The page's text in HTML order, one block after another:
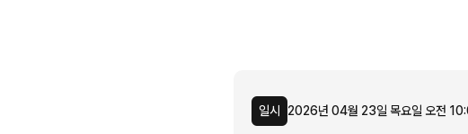
일시 2026년 04월 23일 목요일 오전